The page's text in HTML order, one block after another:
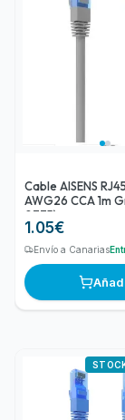
Cable AISENS
AWG26 CCA 1m
0775)
1.05€
Envío a Canarias